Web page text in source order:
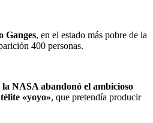
Ganges, en el estado más pobre de la
400 personas.
la NASA abandonó el ambicioso
«yoyo», que pretendía producir